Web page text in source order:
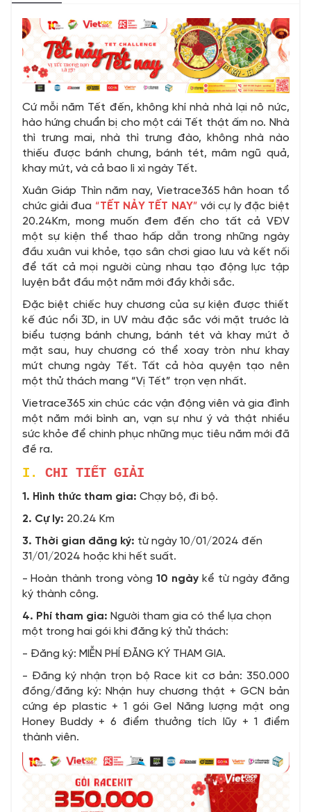
Cứ mỗi năm Tết đến, không khí nhà nhà lại nô nức,
hào hứng chuẩn bị cho một cái Tết thật ấm no. Nhà
thì trưng mai, nhà thì trưng đào, không nhà nào
thiếu được bánh chưng, bánh tét, mâm ngũ quả,
khay mứt, và cả bao lì xì ngày Tết.
Xuân Giáp Thìn năm nay, Vietrace365 hân hoan tổ
chức giải đua “TẾT NẢY TẾT NAY” với cự ly đặc biệt
20.24Km, mong muốn đem đến cho tất cả VĐV
một sự kiện thể thao hấp dẫn trong những ngày
đầu xuân vui khỏe, tạo sân chơi giao lưu và kết nối
để tất cả mọi người cùng nhau tạo động lực tập
luyện bắt đầu một năm mới đầy khởi sắc.
Đặc biệt chiếc huy chương của sự kiện được thiết
kế đúc nổi 3D, in UV màu đặc sắc với mặt trước là
biểu tượng bánh chưng, bánh tét và khay mứt ở
mặt sau, huy chương có thể xoay tròn như khay
mứt chưng ngày Tết. Tất cả hòa quyện tạo nên
một thử thách mang “Vị Tết” trọn vẹn nhất.
Vietrace365 xin chúc các vận động viên và gia đình
một năm mới bình an, vạn sự như ý và thật nhiều
sức khỏe để chinh phục những mục tiêu năm mới đã
đề ra.
I. CHI TIẾT GIẢI
1. Hình thức tham gia: Chạy bộ, đi bộ.
2. Cự ly: 20.24 Km
3. Thời gian đăng ký: từ ngày 10/01/2024 đến
31/01/2024 hoặc khi hết suất.
- Hoàn thành trong vòng 10 ngàykể từ ngày đăng
ký thành công.
4. Phí tham gia: Người tham gia có thể lựa chọn
một trong hai gói khi đăng ký thử thách:
- Đăng ký: MIỄN PHÍ ĐĂNG KÝ THAM GIA.
- Đăng ký nhận trọn bộ Race kit cơ bản: 350.000
đồng/đăng ký: Nhận huy chương thật + GCN bản
cứng ép plastic + 1 gói Gel Năng lượng mật ong
Honey Buddy + 6 điểm thưởng tích lũy + 1 điểm
thành viên.